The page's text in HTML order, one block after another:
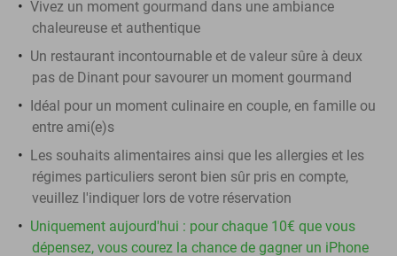
Vivez un moment gourmand dans une ambiance
chaleureuse et authentique
Un restaurant incontournable et de valeur sûre à deux
pas de Dinant pour savourer un moment gourmand
Idéal pour un moment culinaire en couple, en famille ou
entre ami(e)s
Les souhaits alimentaires ainsi que les allergies et les
régimes particuliers seront bien sûr pris en compte,
veuillez l'indiquer lors de votre réservation
Uniquement aujourd'hui : pour chaque 10€ que vous
dépensez, vous courez la chance de gagner un iPhone